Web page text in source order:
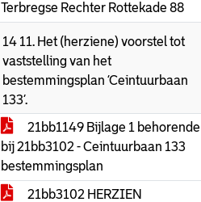
Terbregse Rechter Rottekade 88
14 11. Het (herziene) voorstel tot
vaststelling van het
bestemmingsplan ‘Ceintuurbaan
133’.
21bb1149 Bijlage 1 behorende
bij 21bb3102 - Ceintuurbaan 133
bestemmingsplan
21bb3102 HERZIEN